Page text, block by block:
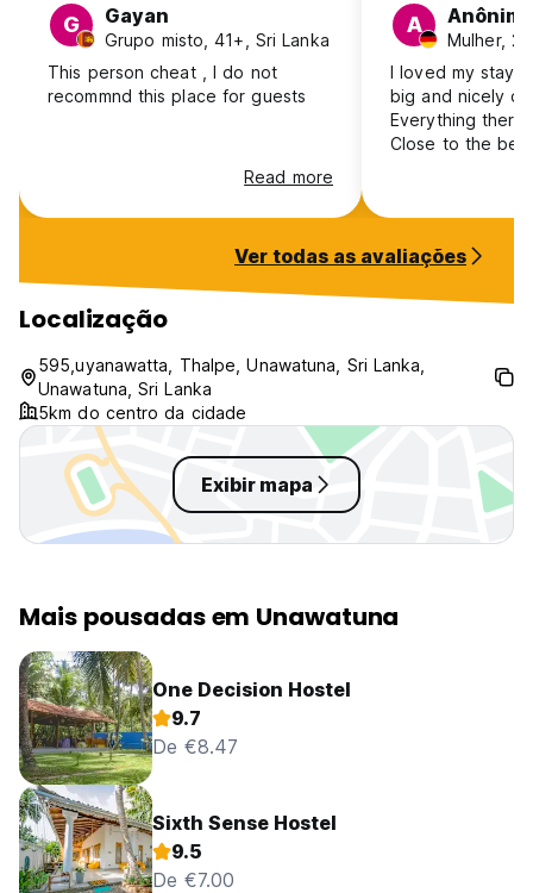
G Gayan
Grupo misto, 41+, Sri Lanka
This person cheat , I do not
recommnd this place for guests
Read more
A
Mulher,
I loved my stay
big and nicely
Everything there
Close to the
multiple times, I
friendly and
Ver todas as avaliações
Localização
595,uyanawatta, Thalpe, Unawatuna, Sri Lanka,
Unawatuna, Sri Lanka
5km do centro da cidade
Exibir mapa
Mais pousadas em Unawatuna
One Decision Hostel
9.7
De €8.47
Sixth Sense Hostel
9.5
De €7.00